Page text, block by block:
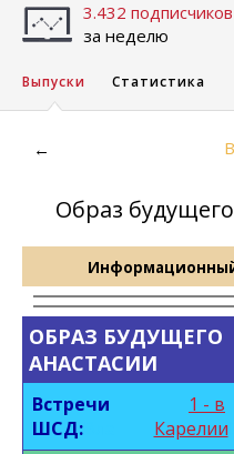
3.432 подписчиков
за неделю
Выпуски Статистика
←
Образ
ОБРАЗ БУДУЩЕГО
АНАСТАСИИ
Встречи
ШСД:
1 - в
Карелии